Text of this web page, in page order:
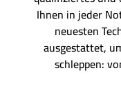
Ihnen in jeder
neuesten
ausgestattet,
schleppen: